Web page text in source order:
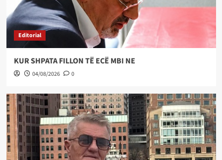
Editorial
KUR SHPATA FILLON TË ECË MBI NE
04/08/2026 0